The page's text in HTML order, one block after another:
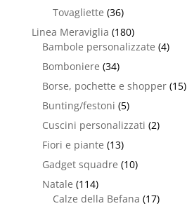
Tovagliette (36)
Linea Meraviglia (180)
Bambole personalizzate (4)
Bomboniere (34)
Borse, pochette e shopper (15)
Bunting/festoni (5)
Cuscini personalizzati (2)
Fiori e piante (13)
Gadget squadre (10)
Natale (114)
Calze della Befana (17)